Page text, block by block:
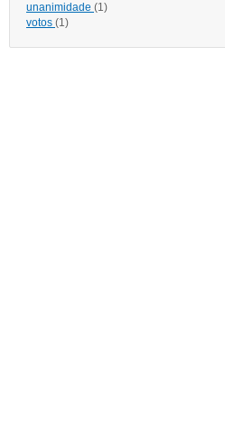
unanimidade (1)
votos (1)